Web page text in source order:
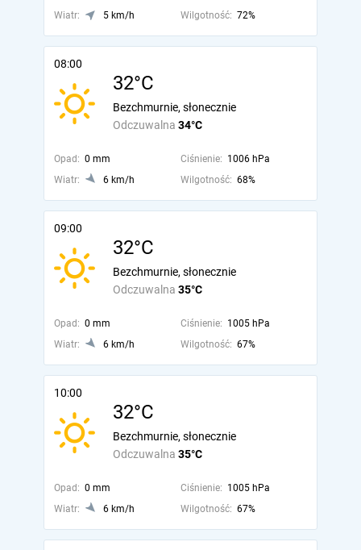
Wiatr: 5 km/h Wilgotność: 72%
08:00
32°C
Odczuwalna 34°C
Bezchmurnie, słonecznie
Opad: 0 mm Ciśnienie: 1006 hPa
Wiatr:
6 km/h Wilgotność: 68%
09:00
32°C
Odczuwalna 35°C
Bezchmurnie, słonecznie
Opad: 0 mm Ciśnienie: 1005 hPa
Wiatr:
6 km/h Wilgotność: 67%
10:00
32°C
Odczuwalna 35°C
Bezchmurnie, słonecznie
Opad: 0 mm Ciśnienie: 1005 hPa
Wiatr:
6 km/h Wilgotność: 67%